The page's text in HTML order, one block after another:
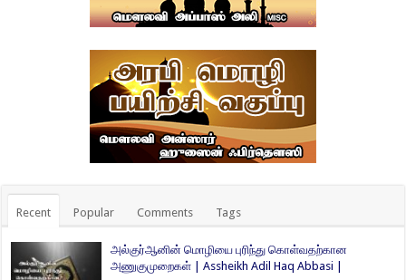
Recent Popular Comments Tags
அல்குர்ஆனின் மொழியை புரிந்து கொள்வதற்கான
அணுகுமுறைகள் | Assheikh Adil Haq Abbasi |